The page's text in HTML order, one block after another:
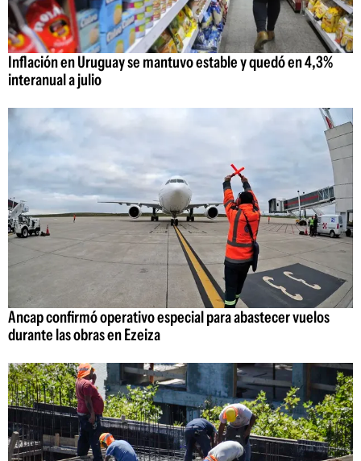
Inflación en Uruguay se mantuvo estable y quedó en 4,3%
interanual a julio
Ancap confirmó operativo especial para abastecer vuelos
durante las obras en Ezeiza